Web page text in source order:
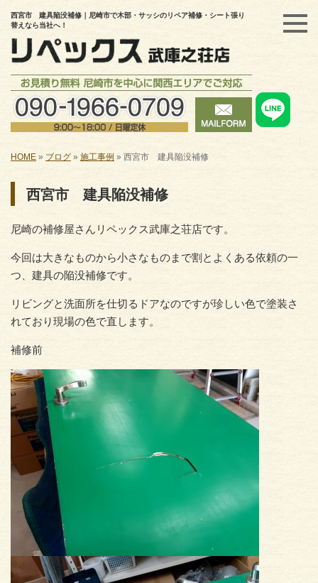
西宮市 建具陥没補修｜尼崎市で木部・サッシのリペア補修・シート張り
替えなら当社へ！
HOME » ブログ» 施工事例 » 西宮市 建具陥没補修
西宮市 建具陥没補修
尼崎の補修屋さんリペックス武庫之荘店です。
今回は大きなものから小さなものまで割とよくある依頼の一
つ、建具の陥没補修です。
リビングと洗面所を仕切るドアなのですが珍しい色で塗装さ
れており現場の色で直します。
補修前